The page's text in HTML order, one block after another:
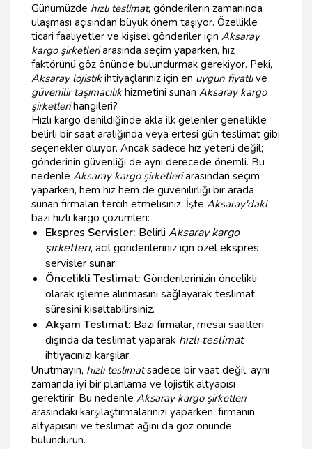
Günümüzde hızlı teslimat, gönderilerin zamanında
ulaşması açısından büyük önem taşıyor. Özellikle
ticari faaliyetler ve kişisel gönderiler için Aksaray
kargo şirketleriarasında seçim yaparken, hız
faktörünü göz önünde bulundurmak gerekiyor. Peki,
Aksaray lojistikihtiyaçlarınız için en uygun fiyatlıve
güvenilir taşımacılıkhizmetini sunan Aksaray kargo
şirketlerihangileri?
Hızlı kargo denildiğinde akla ilk gelenler genellikle
belirli bir saat aralığında veya ertesi gün teslimat gibi
seçenekler oluyor. Ancak sadece hız yeterli değil;
gönderinin güvenliği de aynı derecede önemli. Bu
nedenle Aksaray kargo şirketleriarasından seçim
yaparken, hem hız hem de güvenilirliği bir arada
sunan firmaları tercih etmelisiniz. İşte Aksaray'daki
bazı hızlı kargo çözümleri:
Ekspres Servisler: Belirli Aksaray kargo
şirketleri, acil gönderileriniz için özel ekspres
servisler sunar.
Öncelikli Teslimat: Gönderilerinizin öncelikli
olarak işleme alınmasını sağlayarak teslimat
süresini kısaltabilirsiniz.
Akşam Teslimat: Bazı firmalar, mesai saatleri
dışında da teslimat yaparak hızlı teslimat
ihtiyacınızı karşılar.
Unutmayın, hızlı teslimatsadece bir vaat değil, aynı
zamanda iyi bir planlama ve lojistik altyapısı
gerektirir. Bu nedenle Aksaray kargo şirketleri
arasındaki karşılaştırmalarınızı yaparken, firmanın
altyapısını ve teslimat ağını da göz önünde
bulundurun.